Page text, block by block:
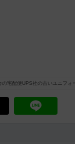
の宅配便UPS社の古いユニフォ